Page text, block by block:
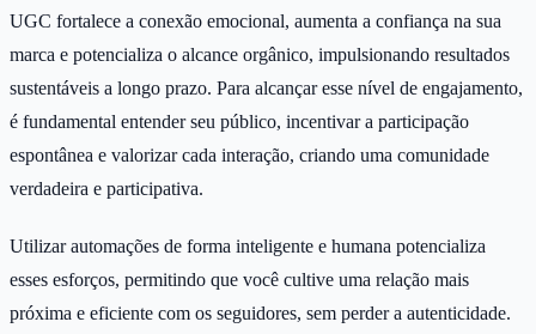
UGC fortalece a conexão emocional, aumenta a confiança na sua
marca e potencializa o alcance orgânico, impulsionando resultados
sustentáveis a longo prazo. Para alcançar esse nível de engajamento,
é fundamental entender seu público, incentivar a participação
espontânea e valorizar cada interação, criando uma comunidade
verdadeira e participativa.
Utilizar automações de forma inteligente e humana potencializa
esses esforços, permitindo que você cultive uma relação mais
próxima e eficiente com os seguidores, sem perder a autenticidade.